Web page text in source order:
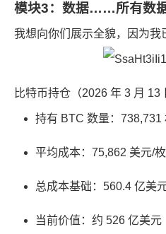
模块3：数据……所有数
我想向你们展示全貌，因为我
比特币持仓（2026 年 3 月 13
持有 BTC 数量：738,731
平均成本：75,862 美元/枚
总成本基础：560.4 亿美
当前价值：约 526 亿美元